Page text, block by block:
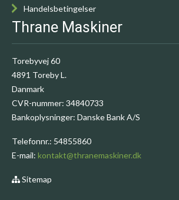
Handelsbetingelser
Thrane Maskiner
Torebyvej 60
4891 Toreby L.
Danmark
CVR-nummer: 34840733
Bankoplysninger: Danske Bank A/S
Telefonnr.: 54855860
E-mail: kontakt@thranemaskiner.dk
Sitemap